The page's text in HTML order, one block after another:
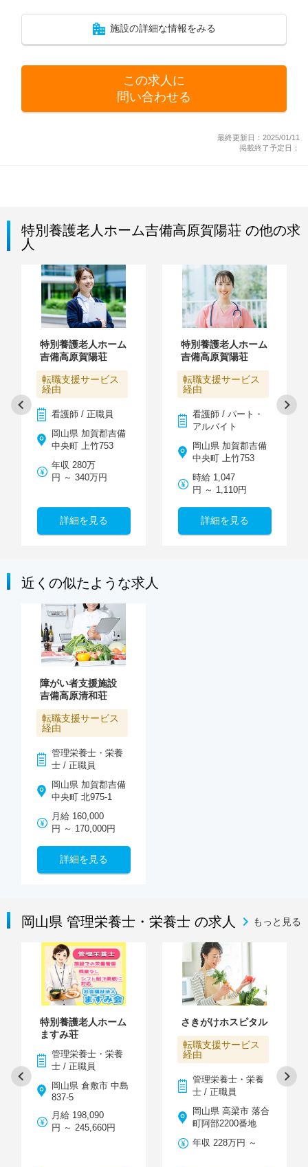
施設の詳細な情報をみる
この求人に
問い合わせる
最終更新日：2025/01/11
掲載終了予定日：
特別養護老人ホーム吉備高原賀陽荘 の他の求
人
特別養護老人ホーム
吉備高原賀陽荘
転職支援サービス
経由
看護師 / 正職員
岡山県 加賀郡吉備
中央町 上竹753
年収 280万
円 ～ 340万円
詳細を見る
特別養護老人ホーム
吉備高原賀陽荘
転職支援サービス
経由
看護師 / パート・
アルバイト
岡山県 加賀郡吉備
中央町 上竹753
時給 1,047
円 ～ 1,110円
詳細を見る
近くの似たような求人
障がい者支援施設
吉備高原清和荘
転職支援サービス
経由
管理栄養士・栄養
士 / 正職員
岡山県 加賀郡吉備
中央町 北975-1
月給 160,000
円 ～ 170,000円
詳細を見る
岡山県 管理栄養士・栄養士 の求人 もっと見る
特別養護老人ホーム
ますみ荘
管理栄養士・栄養
士 / 正職員
岡山県 倉敷市 中島
837-5
月給 198,090
円 ～ 245,660円
さきがけホスピタル
転職支援サービス
経由
管理栄養士・栄養
士 / 正職員
岡山県 高梁市 落合
町阿部2200番地
年収 228万円 ～